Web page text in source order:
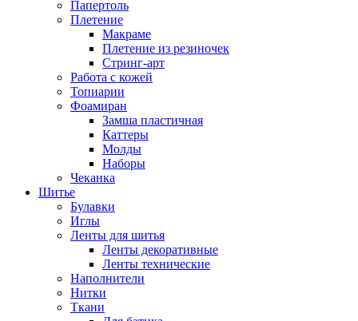
Папертоль
Плетение
Макраме
Плетение из резиночек
Стринг-арт
Работа с кожей
Топиарии
Фоамиран
Замша пластичная
Каттеры
Молды
Наборы
Чеканка
Шитье
Булавки
Иглы
Ленты для шитья
Ленты декоративные
Ленты технические
Наполнители
Нитки
Ткани